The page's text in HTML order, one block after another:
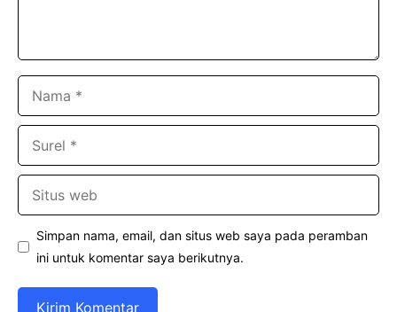
web
Simpan nama, email, dan situs web saya pada peramban
ini untuk komentar saya berikutnya.